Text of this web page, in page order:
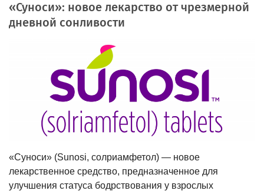
«Суноси»: новое лекарство от чрезмерной
дневной сонливости
«Суноси» (Sunosi, солриамфетол) — новое
лекарственное средство, предназначенное для
улучшения статуса бодрствования у взрослых